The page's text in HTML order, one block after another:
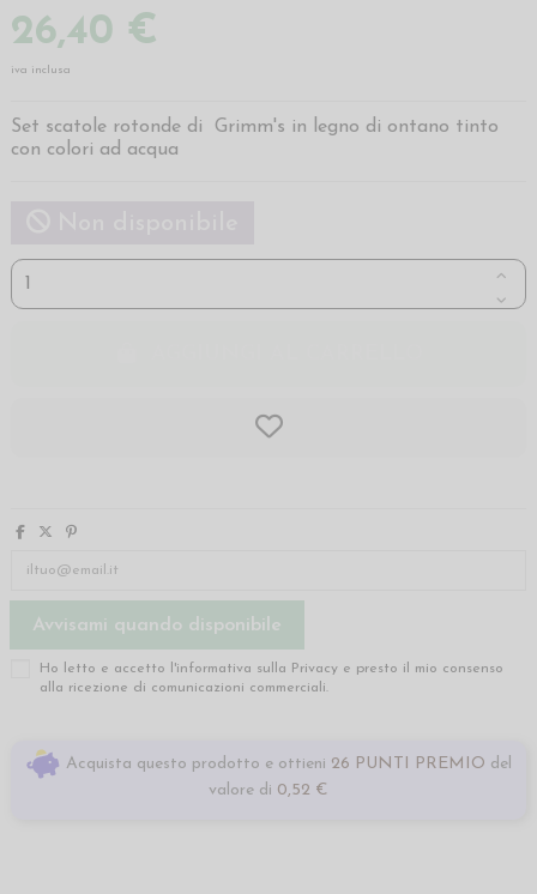
26,40 €
iva inclusa
Set scatole rotonde di Grimm's in legno di ontano tinto
con colori ad acqua
Ho letto e accetto l'informativa sulla Privacy e presto il mio consenso
alla ricezione di comunicazioni commerciali.
Acquista questo prodotto e ottieni 26 PUNTI PREMIO del
valore di 0,52 €